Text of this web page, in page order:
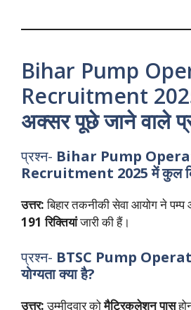
Bihar Pump
Recruitment
अक्सर पूछे जाने वाले
प्रश्न- Bihar Pump
Recruitment 2025में कुल
उत्तर:बिहार तकनीकी सेवा आयोग ने
191 रिक्तियांजारी की हैं।
प्रश्न- BTSC Pump
योग्यता क्या है?
उत्तर:उम्मीदवार कोमैट्रिकुलेशन पास